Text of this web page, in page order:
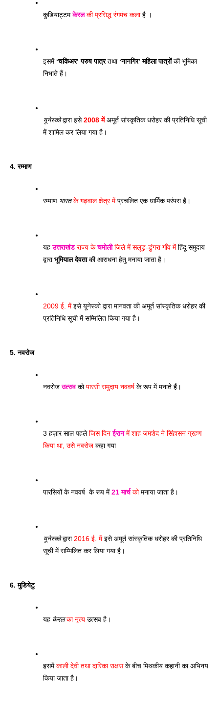
कुडियाट्टम केरल की प्रसिद्ध रंगमंच कला है ।
इसमें ‘चकिअर’ परुष पात्र तथा ‘नानगिर’ महिला पात्रों की भूमिका
निभाते हैं।
यूनेस्को द्वारा इसे 2008 में अमूर्त सांस्कृतिक धरोहर की प्रतिनिधि सूची
में शामिल कर लिया गया है।
4. रम्माण
रम्माण भारत के गढ़वाल क्षेत्र में प्रचलित एक धार्मिक परंपरा है।
यह उत्तराखंड राज्य के चमोली जिले में सलूड़-डुंगरा गाँव में हिंदू समुदाय
द्वारा भूमियाल देवता की आराधना हेतु मनाया जाता है।
2009 ई. में इसे यूनेस्को द्वारा मानवता की अमूर्त सांस्कृतिक धरोहर की
प्रतिनिधि सूची में सम्मिलित किया गया है।
5. नवरोज
नवरोज उत्सव को पारसी समुदाय नववर्ष के रूप में मनाते हैं।
3 हज़ार साल पहले जिस दिन ईरान में शाह जमशेद ने सिंहासन ग्रहण
किया था, उसे नवरोज कहा गया
पारसियों के नववर्ष  के रूप में 21 मार्च को मनाया जाता है।
यूनेस्को द्वारा 2016 ई. में इसे अमूर्त सांस्कृतिक धरोहर की प्रतिनिधि
सूची में सम्मिलित कर लिया गया है।
6. मुडियेटु
यह केरल का नृत्य उत्सव है।
इसमें काली देवी तथा दारिका राक्षस के बीच मिथकीय कहानी का अभिनय
किया जाता है।